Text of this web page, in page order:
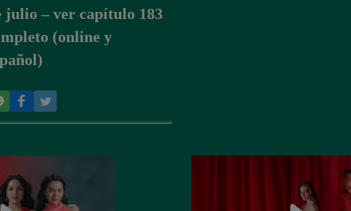
julio – ver capítulo 183
(online y